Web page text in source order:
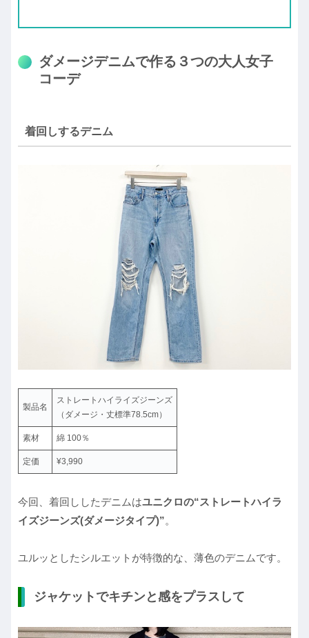
ダメージデニムで作る３つの大人女子
コーデ
着回しするデニム
製品名
ストレートハイライズジーンズ
（ダメージ・丈標準78.5cm）
素材 綿 100％
定価 ¥3,990
今回、着回ししたデニムはユニクロの“ストレートハイラ
イズジーンズ(ダメージタイプ)”。
ユルッとしたシルエットが特徴的な、薄色のデニムです。
ジャケットでキチンと感をプラスして